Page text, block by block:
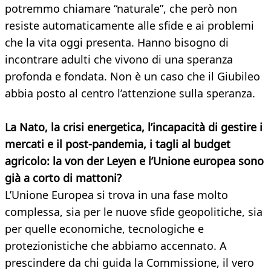
potremmo chiamare “naturale”, che però non
resiste automaticamente alle sfide e ai problemi
che la vita oggi presenta. Hanno bisogno di
incontrare adulti che vivono di una speranza
profonda e fondata. Non è un caso che il Giubileo
abbia posto al centro l’attenzione sulla speranza.
La Nato, la crisi energetica, l’incapacità di gestire i
mercati e il post-pandemia, i tagli al budget
agricolo: la von der Leyen e l’Unione europea sono
già a corto di mattoni?
L’Unione Europea si trova in una fase molto
complessa, sia per le nuove sfide geopolitiche, sia
per quelle economiche, tecnologiche e
protezionistiche che abbiamo accennato. A
prescindere da chi guida la Commissione, il vero